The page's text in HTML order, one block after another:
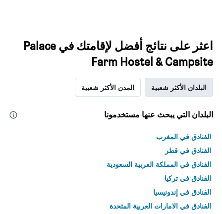
اعثر على نتائج أفضل لإقامتك في Palace
Farm Hostel & Campsite
البلدان الأكثر شعبية المدن الأكثر شعبية
البلدان التي يبحث عنها مستخدمونا
الفنادق في المغرب
الفنادق في قطر
الفنادق في المملكة العربية السعودية
الفنادق في تركيا
الفنادق في إندونيسيا
الفنادق في الامارات العربية المتحدة